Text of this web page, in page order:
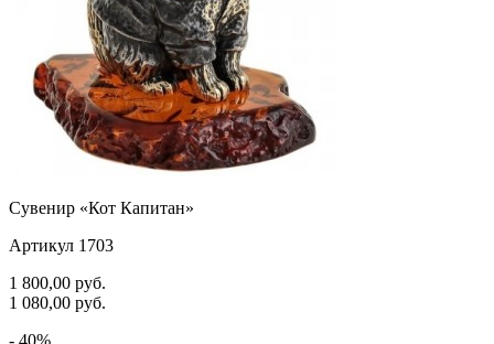
Сувенир «Кот Капитан»
Артикул 1703
1 800,00 руб.
1 080,00 руб.
- 40%